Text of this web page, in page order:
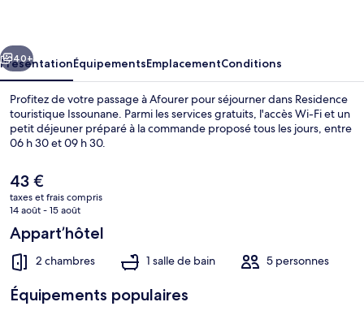
Suivant
40+
PrésentationÉquipementsEmplacementConditions
Profitez de votre passage à Afourer pour séjourner dans Residence
touristique Issounane. Parmi les services gratuits, l'accès Wi-Fi et un
petit déjeuner préparé à la commande proposé tous les jours, entre
06 h 30 et 09 h 30.
Le
prix
actuel
de
43 €.
43 €
taxes et frais compris
14 août - 15 août
Appart’hôtel
2 chambres 1 salle de bain 5 personnes
Équipements populaires